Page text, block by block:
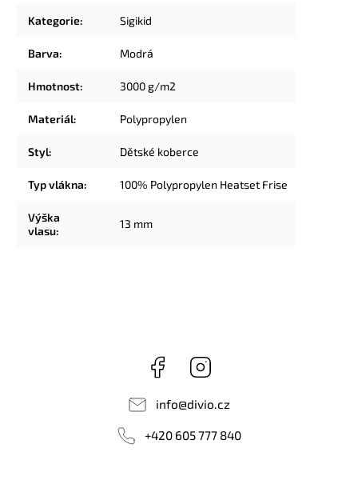
Kategorie: Sigikid
Barva: Modrá
Hmotnost: 3000 g/m2
Materiál: Polypropylen
Styl: Dětské koberce
Typ vlákna: 100% Polypropylen Heatset Frise
Výška
vlasu:
13 mm
Facebook
info@divio.cz
+420 605 777 840